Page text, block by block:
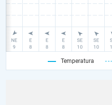
Temperatura